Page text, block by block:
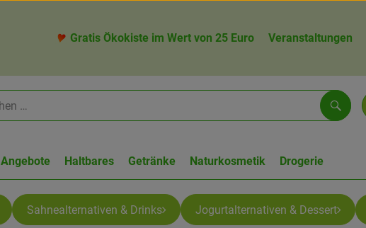
Gratis Ökokiste im Wert von 25 Euro Veranstaltungen
Suchen
Angebote Haltbares Getränke Naturkosmetik Drogerie
Sahnealternativen & Drinks Jogurtalternativen & Dessert